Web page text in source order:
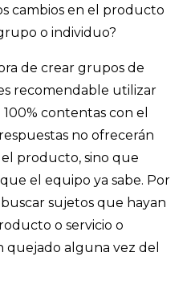
cambios en el producto
o individuo?
de crear grupos de
recomendable utilizar
contentas con el
no ofrecerán
producto, sino que
el equipo ya sabe. Por
sujetos que hayan
o servicio o
quejado alguna vez del